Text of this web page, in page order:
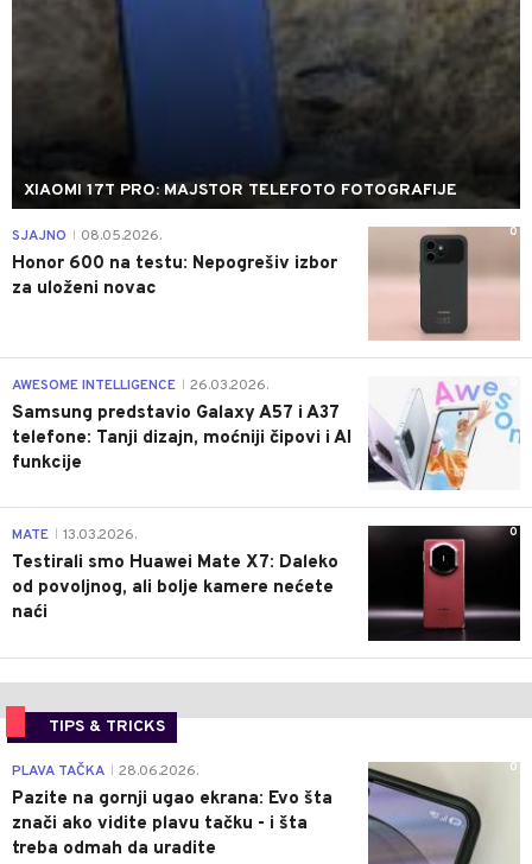
XIAOMI 17T PRO: MAJSTOR TELEFOTO FOTOGRAFIJE
0
SJAJNO 08.05.2026.
Honor 600 na testu: Nepogrešiv izbor
za uloženi novac
AWESOME INTELLIGENCE 26.03.2026.
Samsung predstavio Galaxy A57 i A37
telefone: Tanji dizajn, moćniji čipovi i AI
funkcije
0
MATE 13.03.2026.
Testirali smo Huawei Mate X7: Daleko
od povoljnog, ali bolje kamere nećete
naći
TIPS & TRICKS
0
PLAVA TAČKA 28.06.2026.
Pazite na gornji ugao ekrana: Evo šta
znači ako vidite plavu tačku - i šta
treba odmah da uradite